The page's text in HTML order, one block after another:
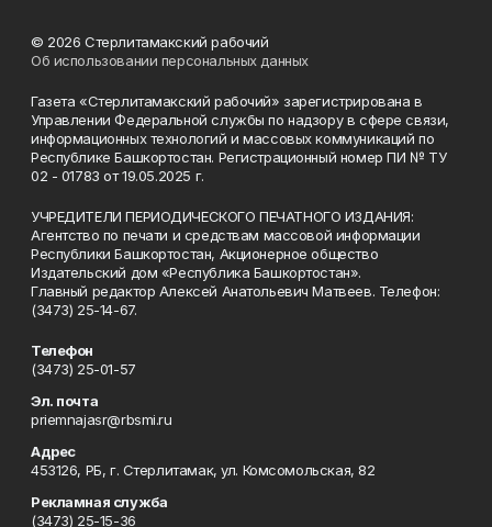
© 2026 Стерлитамакский рабочий
Об использовании персональных данных
Газета «Стерлитамакский рабочий» зарегистрирована в
Управлении Федеральной службы по надзору в сфере связи,
информационных технологий и массовых коммуникаций по
Республике Башкортостан. Регистрационный номер ПИ № ТУ
02 - 01783 от 19.05.2025 г.
УЧРЕДИТЕЛИ ПЕРИОДИЧЕСКОГО ПЕЧАТНОГО ИЗДАНИЯ:
Агентство по печати и средствам массовой информации
Республики Башкортостан, Акционерное общество
Издательский дом «Республика Башкортостан».
Главный редактор Алексей Анатольевич Матвеев. Телефон:
(3473) 25-14-67.
Телефон
(3473) 25-01-57
Эл. почта
priemnajasr@rbsmi.ru
Адрес
453126, РБ, г. Стерлитамак, ул. Комсомольская, 82
Рекламная служба
(3473) 25-15-36